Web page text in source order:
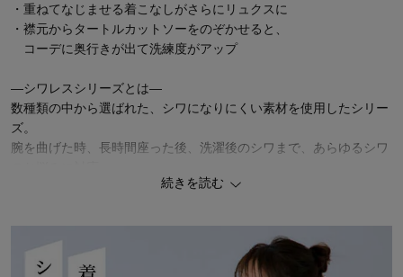
・重ねてなじませる着こなしがさらにリュクスに
・襟元からタートルカットソーをのぞかせると、
コーデに奥行きが出て洗練度がアップ
―シワレスシリーズとは―
数種類の中から選ばれた、シワになりにくい素材を使用したシリー
ズ。
腕を曲げた時、長時間座った後、洗濯後のシワまで、あらゆるシワ
NOアイロンでお手入れもラクなので、忙しい女性の味方です。
◆StyleNote（スタイルノート）
2000年のデビュー以来、長きにわたりご好評を頂いている ベルメ
ゾンのオリジナルブランド。
続きを読む